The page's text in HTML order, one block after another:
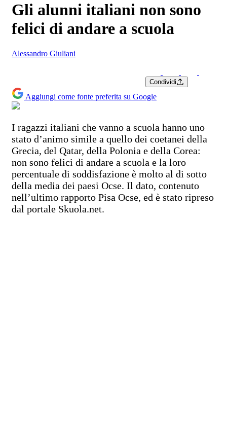
Gli alunni italiani non sono
felici di andare a scuola
Alessandro Giuliani
Condividi
Aggiungi come fonte preferita su Google
I ragazzi italiani che vanno a scuola hanno uno
stato d’animo simile a quello dei coetanei della
Grecia, del Qatar, della Polonia e della Corea:
non sono felici di andare a scuola e la loro
percentuale di soddisfazione è molto al di sotto
della media dei paesi Ocse. Il dato, contenuto
nell’ultimo rapporto Pisa Ocse, ed è stato ripreso
dal portale Skuola.net.